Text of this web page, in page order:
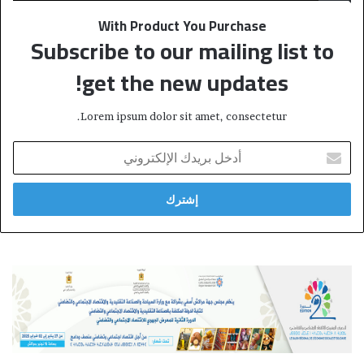
With Product You Purchase
Subscribe to our mailing list to
get the new updates!
Lorem ipsum dolor sit amet, consectetur.
خ
ب
ر